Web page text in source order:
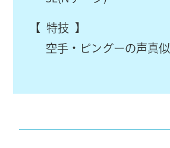
【 特技 】
空手・ピングーの声真似